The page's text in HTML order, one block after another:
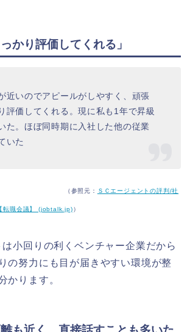
かり評価してくれる」
近いのでアピールがしやすく、頑張
評価してくれる。現に私も1年で昇級
た。ほぼ同時期に入社した他の従業
いた
元： ＳＣエージェントの評判/社
転職会議】 (jobtalk.jp)）
小回りの利くベンチャー企業だから
の努力にも目が届きやすい環境が整
かります。